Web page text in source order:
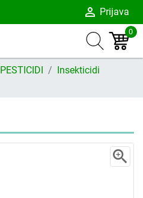
person_outline Prijava
0
PESTICIDI
Insekticidi
zoom_in